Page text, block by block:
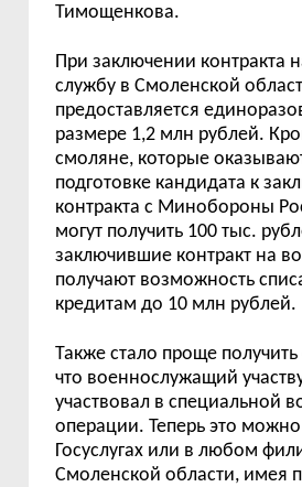
Тимощенкова.
При заключении контракта
службу в Смоленской
предоставляется
размере 1,2 млн рублей.
смоляне, которые
подготовке кандидата к
контракта с Минобороны
могут получить 100 тыс.
заключившие контракт на
получают возможность
кредитам до 10 млн рублей.
Также стало проще
что военнослужащий
участвовал в специальной
операции. Теперь это можно
Госуслугах или в любом
Смоленской области, имея